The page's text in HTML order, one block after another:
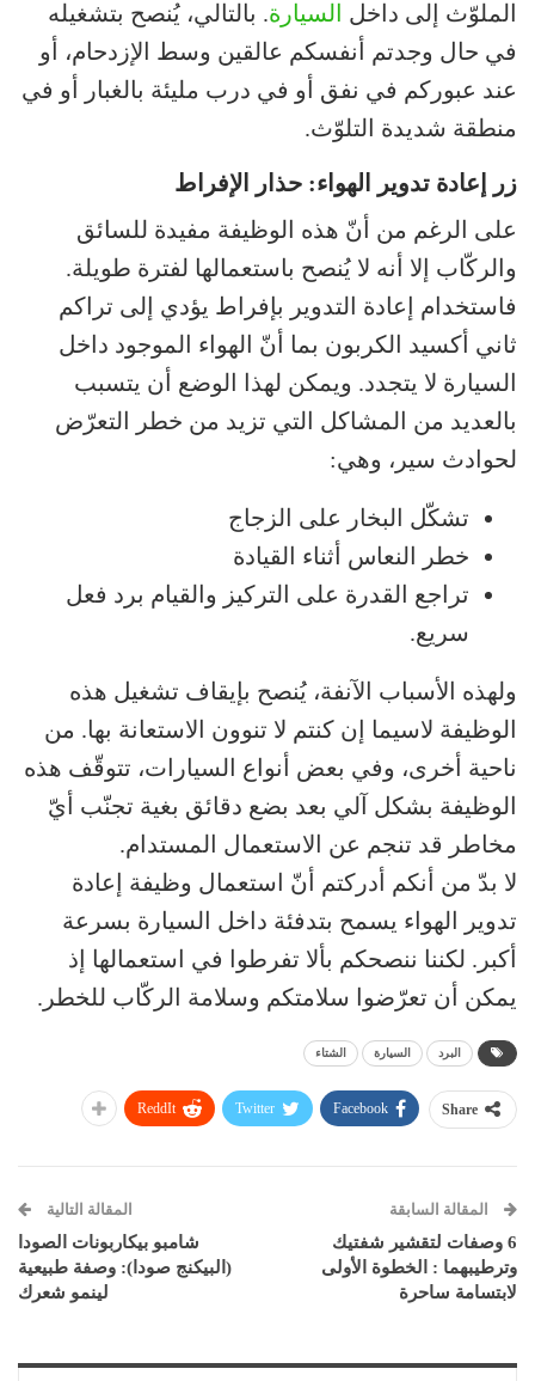
الملوّث إلى داخل السيارة. بالتالي، يُنصح بتشغيله
في حال وجدتم أنفسكم عالقين وسط الإزدحام، أو
عند عبوركم في نفق أو في درب مليئة بالغبار أو في
منطقة شديدة التلوّث.
زر إعادة تدوير الهواء: حذار الإفراط
على الرغم من أنّ هذه الوظيفة مفيدة للسائق
والركّاب إلا أنه لا يُنصح باستعمالها لفترة طويلة.
فاستخدام إعادة التدوير بإفراط يؤدي إلى تراكم
ثاني أكسيد الكربون بما أنّ الهواء الموجود داخل
السيارة لا يتجدد. ويمكن لهذا الوضع أن يتسبب
بالعديد من المشاكل التي تزيد من خطر التعرّض
لحوادث سير، وهي:
تشكّل البخار على الزجاج
خطر النعاس أثناء القيادة
تراجع القدرة على التركيز والقيام برد فعل
سريع.
ولهذه الأسباب الآنفة، يُنصح بإيقاف تشغيل هذه
الوظيفة لاسيما إن كنتم لا تنوون الاستعانة بها. من
ناحية أخرى، وفي بعض أنواع السيارات، تتوقّف هذه
الوظيفة بشكل آلي بعد بضع دقائق بغية تجنّب أيّ
مخاطر قد تنجم عن الاستعمال المستدام.
لا بدّ من أنكم أدركتم أنّ استعمال وظيفة إعادة
تدوير الهواء يسمح بتدفئة داخل السيارة بسرعة
أكبر. لكننا ننصحكم بألا تفرطوا في استعمالها إذ
يمكن أن تعرّضوا سلامتكم وسلامة الركّاب للخطر.
البرد السيارة الشتاء
Share
Facebook
Twitter
ReddIt
المقالة السابقة
6 وصفات لتقشير شفتيك
وترطيبهما : الخطوة الأولى
لابتسامة ساحرة
المقالة التالية
شامبو بيكاربونات الصودا
(البيكنج صودا): وصفة طبيعية
لينمو شعرك